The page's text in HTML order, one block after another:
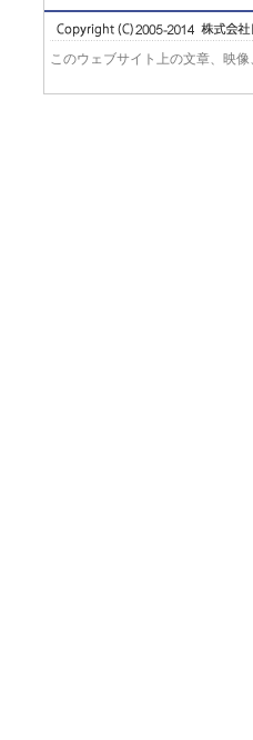
このウェブサイト上の文章、映